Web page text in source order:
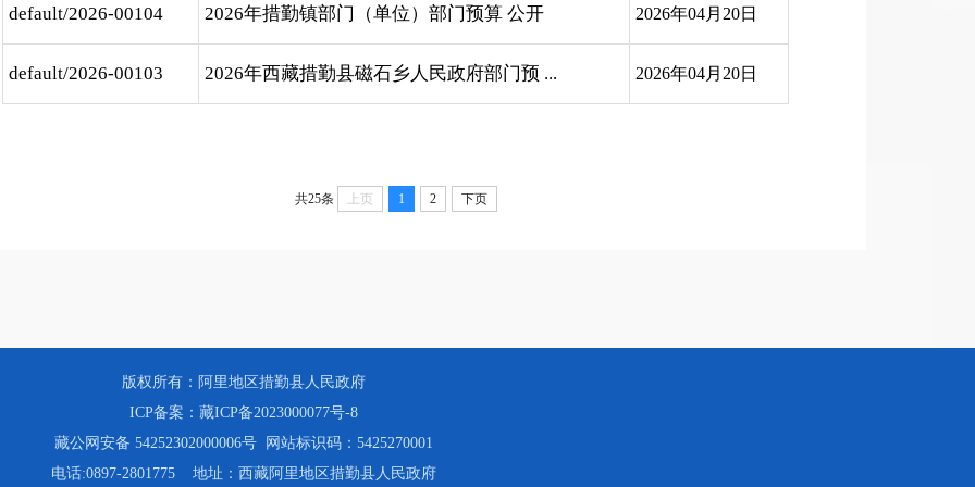
default/2026-00104 2026年措勤镇部门（单位）部门预算 公开 2026年04月20日
default/2026-00103 2026年西藏措勤县磁石乡人民政府部门预 ... 2026年04月20日
共25条 上页 1 2 下页
版权所有：阿里地区措勤县人民政府
ICP备案：藏ICP备2023000077号-8
藏公网安备 54252302000006号
网站标识码：5425270001
电话:0897-2801775 地址：西藏阿里地区措勤县人民政府